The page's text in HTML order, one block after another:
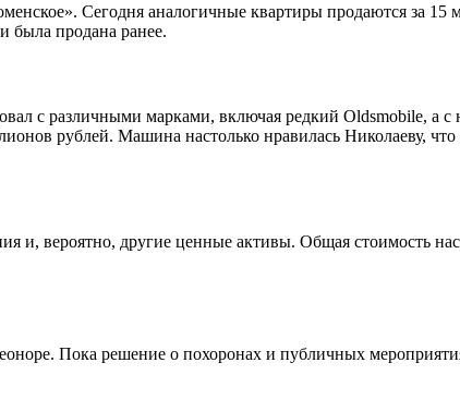
Сегодня аналогичные квартиры продаются за 15
была продана ранее.
с различными марками, включая редкий Oldsmobile, а с
рублей. Машина настолько нравилась Николаеву,
вероятно, другие ценные активы. Общая стоимость
Пока решение о похоронах и публичных